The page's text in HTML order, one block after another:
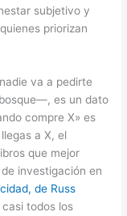
subjetivo y
priorizan
va a pedirte
es un dato
compre X» es
a X, el
que mejor
investigación en
de Russ
todos los